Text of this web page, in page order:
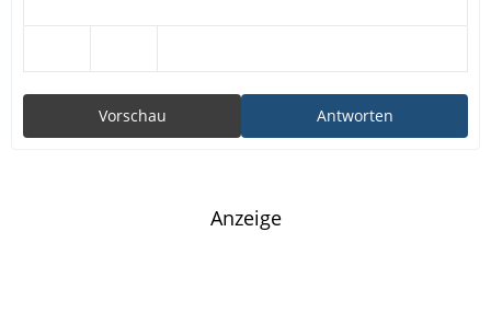
Antworten
Vorschau
Anzeige